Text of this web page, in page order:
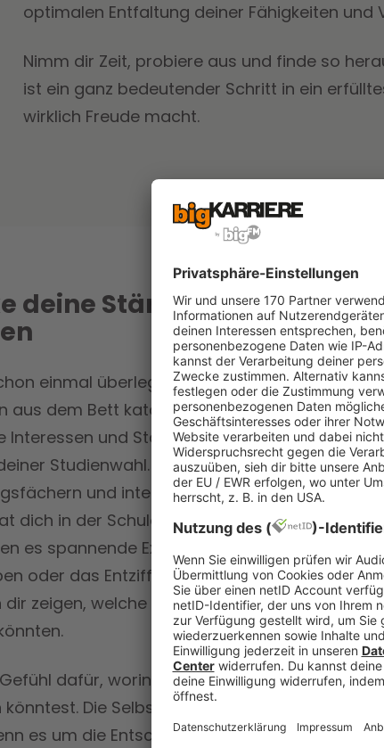
optimalen Entfaltung deiner Fähigkeiten und
Nimm dir Zeit, probiere aus und finde so
ist ein ganz bedeutender Schritt in ein
wirklich Freude macht.
deine Stärken und
einmal überlegt, was dich morgens mit
aus dem Bett katapultiert? Dort findest du
Interessen und Stärken. Und die sind der
Studienwahl. Stell dich also doch einmal
und interessanten Themen auf die
dich in der Schule
wirklich begeistert ?
es spannende Experimente, knifflige
oder das Entziffern von Gedichten. Solche
dir zeigen, welche Studiengänge vielleicht was
dafür, worin du dich besonders gut
Die Selbsterkenntnis ist ein wertvolles
es um die Entscheidung für deinen Weg